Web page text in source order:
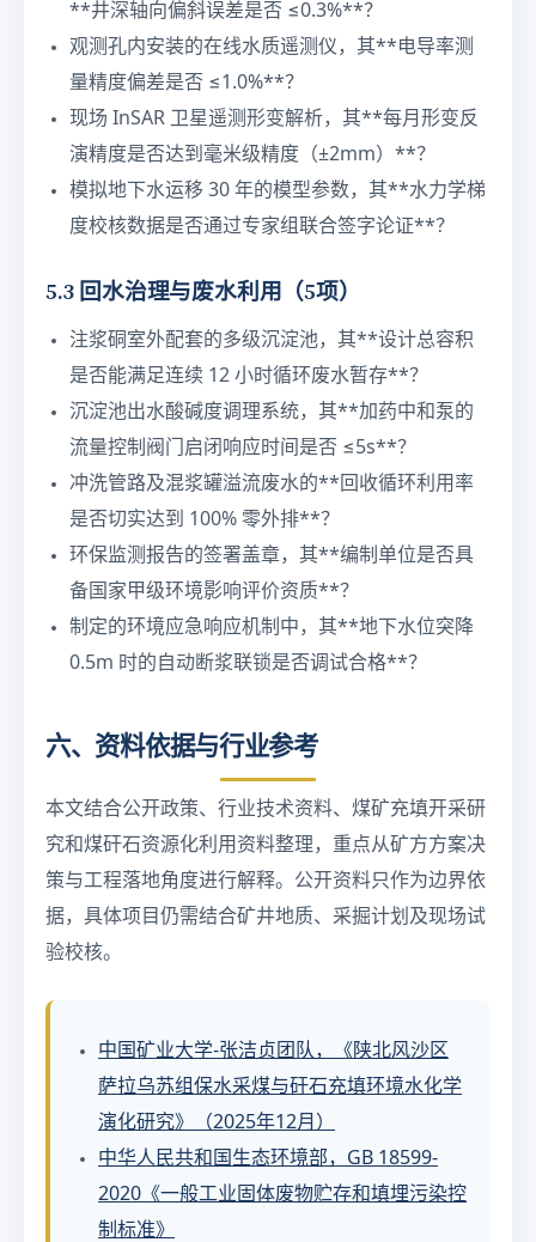
**井深轴向偏斜误差是否 ≤0.3%**？
观测孔内安装的在线水质遥测仪，其**电导率测
量精度偏差是否 ≤1.0%**？
现场 InSAR 卫星遥测形变解析，其**每月形变反
演精度是否达到毫米级精度（±2mm）**？
模拟地下水运移 30 年的模型参数，其**水力学梯
度校核数据是否通过专家组联合签字论证**？
5.3 回水治理与废水利用（5项）
注浆硐室外配套的多级沉淀池，其**设计总容积
是否能满足连续 12 小时循环废水暂存**？
沉淀池出水酸碱度调理系统，其**加药中和泵的
流量控制阀门启闭响应时间是否 ≤5s**？
冲洗管路及混浆罐溢流废水的**回收循环利用率
是否切实达到 100% 零外排**？
环保监测报告的签署盖章，其**编制单位是否具
备国家甲级环境影响评价资质**？
制定的环境应急响应机制中，其**地下水位突降
0.5m 时的自动断浆联锁是否调试合格**？
六、资料依据与行业参考
本文结合公开政策、行业技术资料、煤矿充填开采研
究和煤矸石资源化利用资料整理，重点从矿方方案决
策与工程落地角度进行解释。公开资料只作为边界依
据，具体项目仍需结合矿井地质、采掘计划及现场试
验校核。
中国矿业大学-张洁贞团队，《陕北风沙区
萨拉乌苏组保水采煤与矸石充填环境水化学
演化研究》（2025年12月）
中华人民共和国生态环境部，GB 18599-
2020《一般工业固体废物贮存和填埋污染控
制标准》